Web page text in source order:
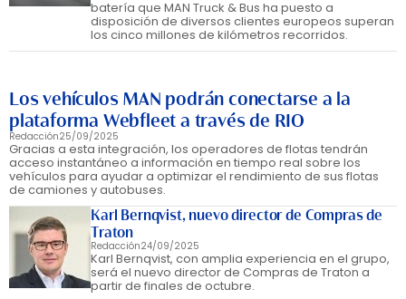
batería que MAN Truck & Bus ha puesto a
disposición de diversos clientes europeos superan
los cinco millones de kilómetros recorridos.
Los vehículos MAN podrán conectarse a la
plataforma Webfleet a través de RIO
Redacción25/09/2025
Gracias a esta integración, los operadores de flotas tendrán
acceso instantáneo a información en tiempo real sobre los
vehículos para ayudar a optimizar el rendimiento de sus flotas
de camiones y autobuses.
Karl Bernqvist, nuevo director de Compras de
Traton
Redacción24/09/2025
Karl Bernqvist, con amplia experiencia en el grupo,
será el nuevo director de Compras de Traton a
partir de finales de octubre.